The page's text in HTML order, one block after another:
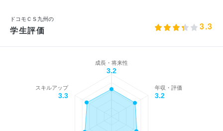
ドコモＣＳ九州の
学生評価 3.3
成長・将来性
3.2
年収・評価
3.2
スキルアップ
3.3